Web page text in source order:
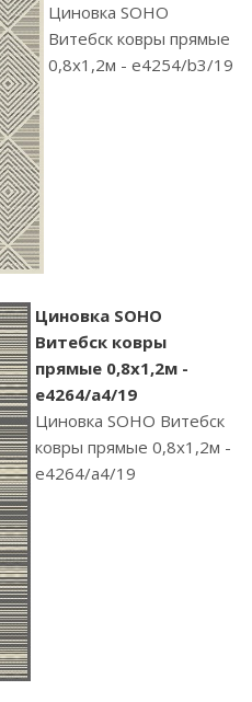
Циновка SOHO
Витебск ковры прямые
0,8х1,2м - e4254/b3/19
Циновка SOHO
Витебск ковры
прямые 0,8х1,2м -
e4264/a4/19
Циновка SOHO Витебск
ковры прямые 0,8х1,2м -
e4264/a4/19